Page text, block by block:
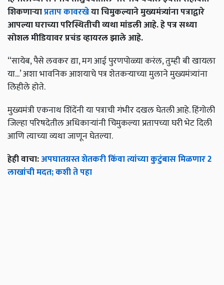
शिकणाऱ्याप्रताप कावरखेया चिमुकल्याने मुख्यमंत्र्यांना पत्राद्वारे
आपल्या घराच्या परिस्थितीची व्यथा मांडली आहे. हे पत्र सध्या
सोशल मीडियावर प्रचंड व्हायरल झाले आहे.
“सायेब, पैसे लवकर द्या, मग आई पुरणपोळ्या करंल, तुम्ही बी खायला
या...’ अशा भावनिक आशयाचे पत्र शेतकऱ्याच्या मुलाने मुख्यमंत्र्यांना
लिहीले होते.
मुख्यमंत्री एकनाथ शिंदेंनी या पत्राची गंभीर दखल घेतली आहे. हिंगोली
जिल्हा परिषदेतील अधिकाऱ्यांनी चिमुकल्या प्रतापच्या घरी भेट दिली
आणि त्याच्या व्यथा जाणून घेतल्या.
हेही वाचा:अपघातग्रस्त शेतकरी किंवा त्यांच्या कुटुंबास मिळणार 2
लाखांची मदत; कशी ते पहा